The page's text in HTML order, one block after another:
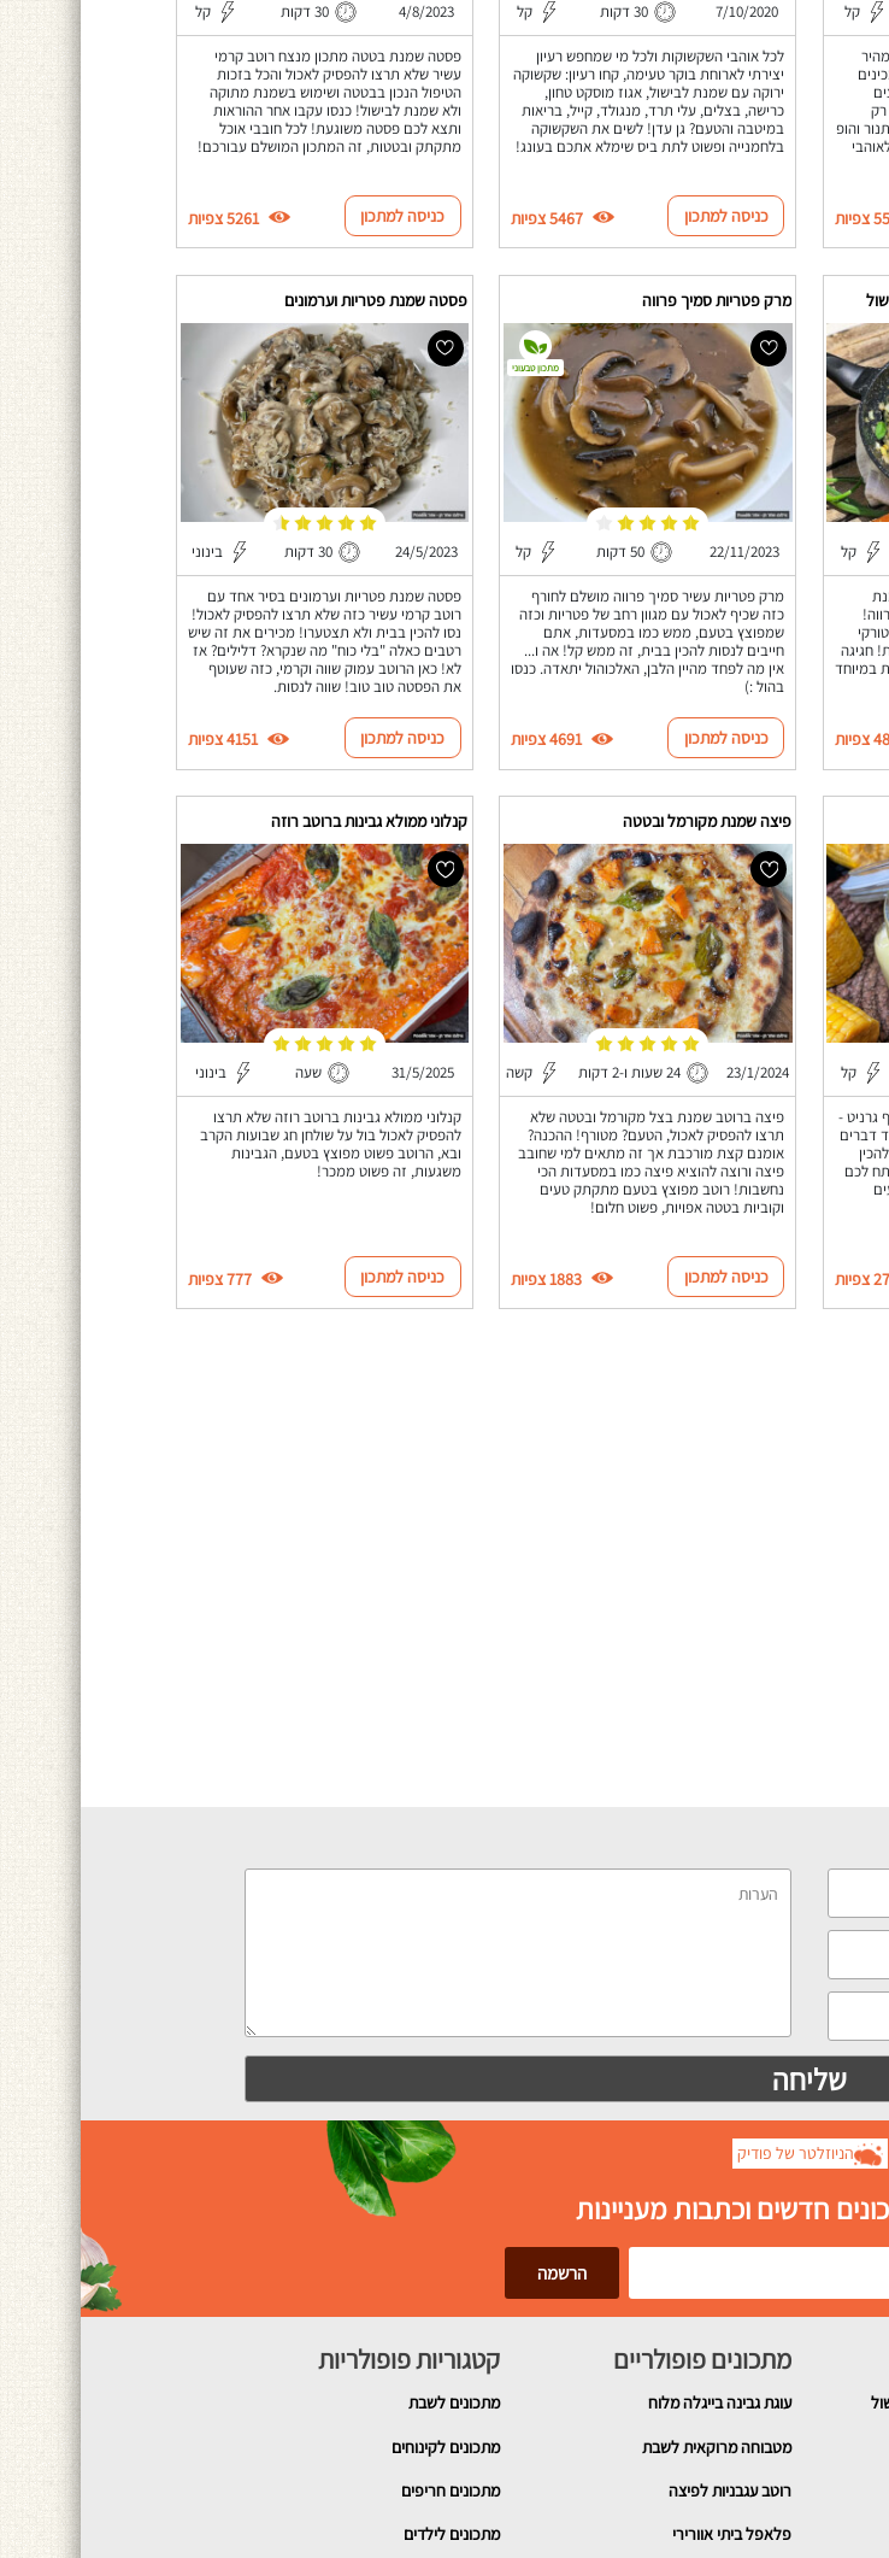
קל
רק
והופ
7/10/2020 30 דקות קל
לכל אוהבי השקשוקות ולכל מי שמחפש רעיון
יצירתי לארוחת בוקר טעימה, קחו רעיון: שקשוקה
ירוקה עם שמנת לבישול, אגוז מוסקט טחון,
כרישה, בצלים, עלי תרד, מנגולד, קייל, בריאות
במיטבה והטעם? גן עדן! לשים את השקשוקה
בלחמנייה ופשוט לתת ביס שימלא אתכם בעונג!
כניסה למתכון 5467 צפיות
4/8/2023 30 דקות קל
פסטה שמנת בטטה מתכון מנצח רוטב קרמי
עשיר שלא תרצו להפסיק לאכול והכל בזכות
הטיפול הנכון בבטטה ושימוש בשמנת מתוקה
ולא שמנת לבישול! כנסו עקבו אחר ההוראות
ותצא לכם פסטה משוגעת! לכל חובבי אוכל
מתקתק ובטטות, זה המתכון המושלם עבורכם!
כניסה למתכון 5261 צפיות
קל
חגיגה
במיוחד
מרק פטריות סמיך פרווה
22/11/2023 50 דקות קל
מרק פטריות עשיר סמיך פרווה מושלם לחורף
כזה שכיף לאכול עם מגוון רחב של פטריות וכזה
שמפוצץ בטעם, ממש כמו במסעדות, אתם
חייבים לנסות להכין בבית, זה ממש קל! אה ו...
אין מה לפחד מהיין הלבן, האלכוהול יתאדה. כנסו
בהול :)
מתכון טבעוני
כניסה למתכון 4691 צפיות
פסטה שמנת פטריות וערמונים
24/5/2023 30 דקות בינוני
פסטה שמנת פטריות וערמונים בסיר אחד עם
רוטב קרמי עשיר כזה שלא תרצו להפסיק לאכול!
נסו להכין בבית ולא תצטערו! מכירים את זה שיש
רטבים כאלה "בלי כוח" מה שנקרא? דלילים? אז
לא! כאן הרוטב עמוק שווה וקרמי, כזה שעוטף
את הפסטה טוב טוב! שווה לנסות.
כניסה למתכון 4151 צפיות
קל
גרניט -
דברים
לכם
פיצה שמנת מקורמל ובטטה
23/1/2024 24 שעות ו-2 דקות קשה
פיצה ברוטב שמנת בצל מקורמל ובטטה שלא
תרצו להפסיק לאכול, הטעם? מטורף! ההכנה?
אומנם קצת מורכבת אך זה מתאים למי שחובב
פיצה ורוצה להוציא פיצה כמו במסעדות הכי
נחשבות! רוטב מפוצץ בטעם מתקתק טעים
וקוביות בטטה אפויות, פשוט חלום!
כניסה למתכון 1883 צפיות
קנלוני ממולא גבינות ברוטב רוזה
31/5/2025 שעה בינוני
קנלוני ממולא גבינות ברוטב רוזה שלא תרצו
להפסיק לאכול בול על שולחן חג שבועות הקרב
ובא, הרוטב פשוט מפוצץ בטעם, הגבינות
משגעות, זה פשוט ממכר!
כניסה למתכון 777 צפיות
הניוזלטר של פודיק
חדשים וכתבות מעניינות
מתכונים פופולריים
עוגת גבינה בייגלה מלוח
מטבוחה מרוקאית לשבת
רוטב עגבניות לפיצה
פלאפל ביתי אוורירי
קטגוריות פופולריות
מתכונים לשבת
מתכונים לקינוחים
מתכונים חריפים
מתכונים לילדים